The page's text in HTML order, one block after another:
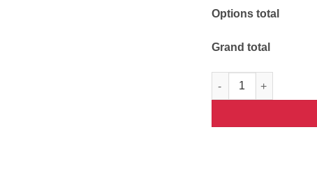
Options total
Grand total
Количество товара